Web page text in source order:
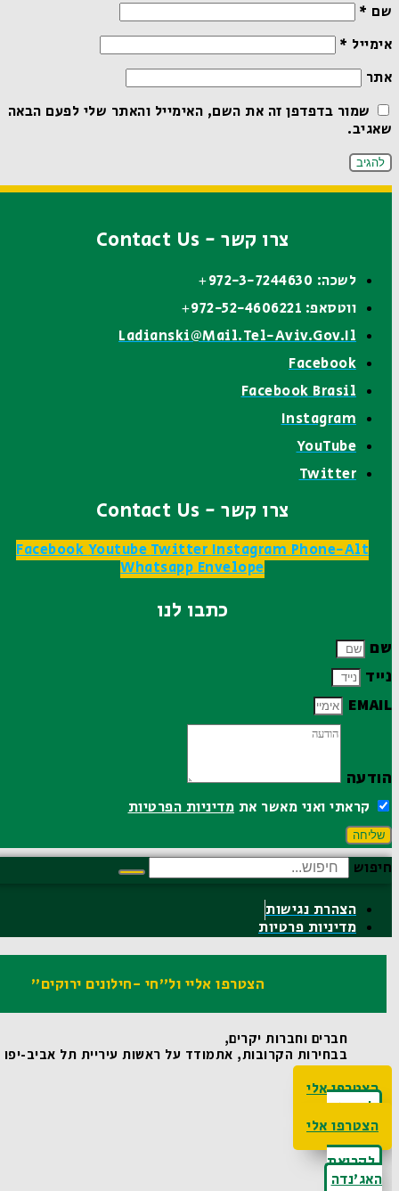
שם*
אימייל*
אתר
שמור בדפדפן זה את השם, האימייל והאתר שלי לפעם הבאה
שאגיב.
צרו קשר - Contact Us
לשכה: 972-3-7244630+
ווטסאפ: 972-52-4606221+
Ladianski@mail.tel-Aviv.gov.il
Facebook
Facebook Brasil
Instagram
YouTube
Twitter
צרו קשר - Contact Us
FacebookYoutubeTwitterInstagramPhone-Alt
WhatsappEnvelope
כתבו לנו
שם
נייד
EMAIL
הודעה
קראתי ואני מאשר אתמדיניות הפרטיות
שליחה
חיפוש
הצהרת נגישות
מדיניות פרטיות
הצטרפו אליי ול"חי -חילונים ירוקים"
חברים וחברות יקרים,
בבחירות הקרובות, אתמודד על ראשות עיריית תל אביב-יפו
הצטרפו אלי
לקריאת
האג'נדה
הצטרפו אלי
לקריאת
האג'נדה